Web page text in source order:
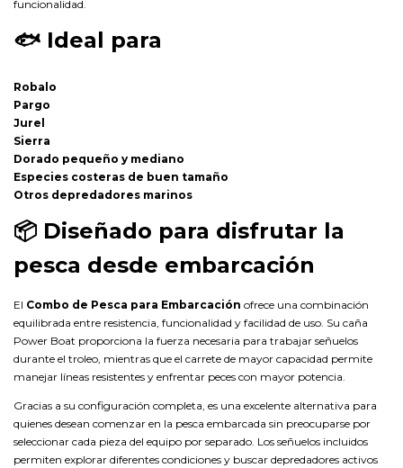
funcionalidad.
🐟 Ideal para
Robalo
Pargo
Jurel
Sierra
Dorado pequeño y mediano
Especies costeras de buen tamaño
Otros depredadores marinos
📦 Diseñado para disfrutar la
pesca desde embarcación
El Combo de Pesca para Embarcación ofrece una combinación
equilibrada entre resistencia, funcionalidad y facilidad de uso. Su caña
Power Boat proporciona la fuerza necesaria para trabajar señuelos
durante el troleo, mientras que el carrete de mayor capacidad permite
manejar líneas resistentes y enfrentar peces con mayor potencia.
Gracias a su configuración completa, es una excelente alternativa para
quienes desean comenzar en la pesca embarcada sin preocuparse por
seleccionar cada pieza del equipo por separado. Los señuelos incluidos
permiten explorar diferentes condiciones y buscar depredadores activos